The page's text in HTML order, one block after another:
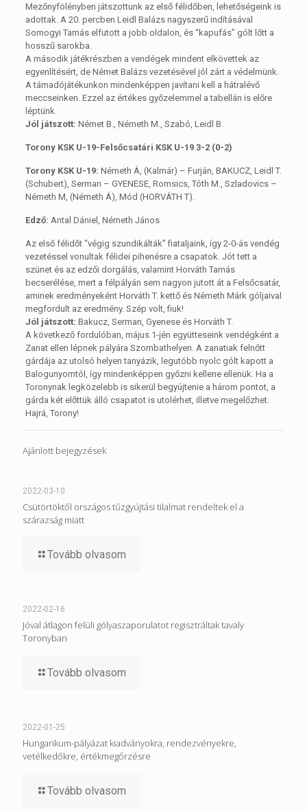
Mezőnyfölényben játszottunk az első félidőben, lehetőségeink is
adottak. A 20. percben Leidl Balázs nagyszerű indításával
Somogyi Tamás elfutott a jobb oldalon, és “kapufás” gólt lőtt a
hosszű sarokba.
A második játékrészben a vendégek mindent elkövettek az
egyenlítésért, de Német Balázs vezetésével jól zárt a védelmünk.
A támadójátékunkon mindenképpen javítani kell a hátralévő
meccseinken. Ezzel az értékes győzelemmel a tabellán is előre
léptünk.
Jól játszott: Német B., Németh M., Szabó, Leidl B.
Torony KSK U-19-Felsőcsatári KSK U-19 3-2 (0-2)
Torony KSK U-19: Németh Á, (Kalmár) – Furján, BAKUCZ, Leidl T.
(Schubert), Serman – GYENESE, Romsics, Tóth M., Szladovics –
Németh M, (Németh Á), Mód (HORVÁTH T).
Edző: Antal Dániel, Németh János
Az első félidőt “végig szundikálták” fiataljaink, így 2-0-ás vendég
vezetéssel vonultak félidei pihenésre a csapatok. Jót tett a
szünet és az edzői dorgálás, valamint Horváth Tamás
becserélése, mert a félpályán sem nagyon jutott át a Felsőcsatár,
aminek eredményeként Horváth T. kettő és Németh Márk góljaival
megfordult az eredmény. Szép volt, fiuk!
Jól játszott: Bakucz, Serman, Gyenese és Horváth T.
A következő fordulóban, május 1-jén együtteseink vendégként a
Zanat ellen lépnek pályára Szombathelyen. A zanatiak felnőtt
gárdája az utolsó helyen tanyázik, legutóbb nyolc gólt kapott a
Balogunyomtól, így mindenképpen győzni kellene ellenük. Ha a
Toronynak legközelebb is sikerül begyújtenie a három pontot, a
gárda két előttük álló csapatot is utolérhet, illetve megelőzhet.
Hajrá, Torony!
Ajánlott bejegyzések
2022-03-10
Csütörtöktől országos tűzgyújtási tilalmat rendeltek el a
szárazság miatt
Tovább olvasom
2022-02-16
Jóval átlagon felüli gólyaszaporulatot regisztráltak tavaly
Toronyban
Tovább olvasom
2022-01-25
Hungarikum-pályázat kiadványokra, rendezvényekre,
vetélkedőkre, értékmegőrzésre
Tovább olvasom